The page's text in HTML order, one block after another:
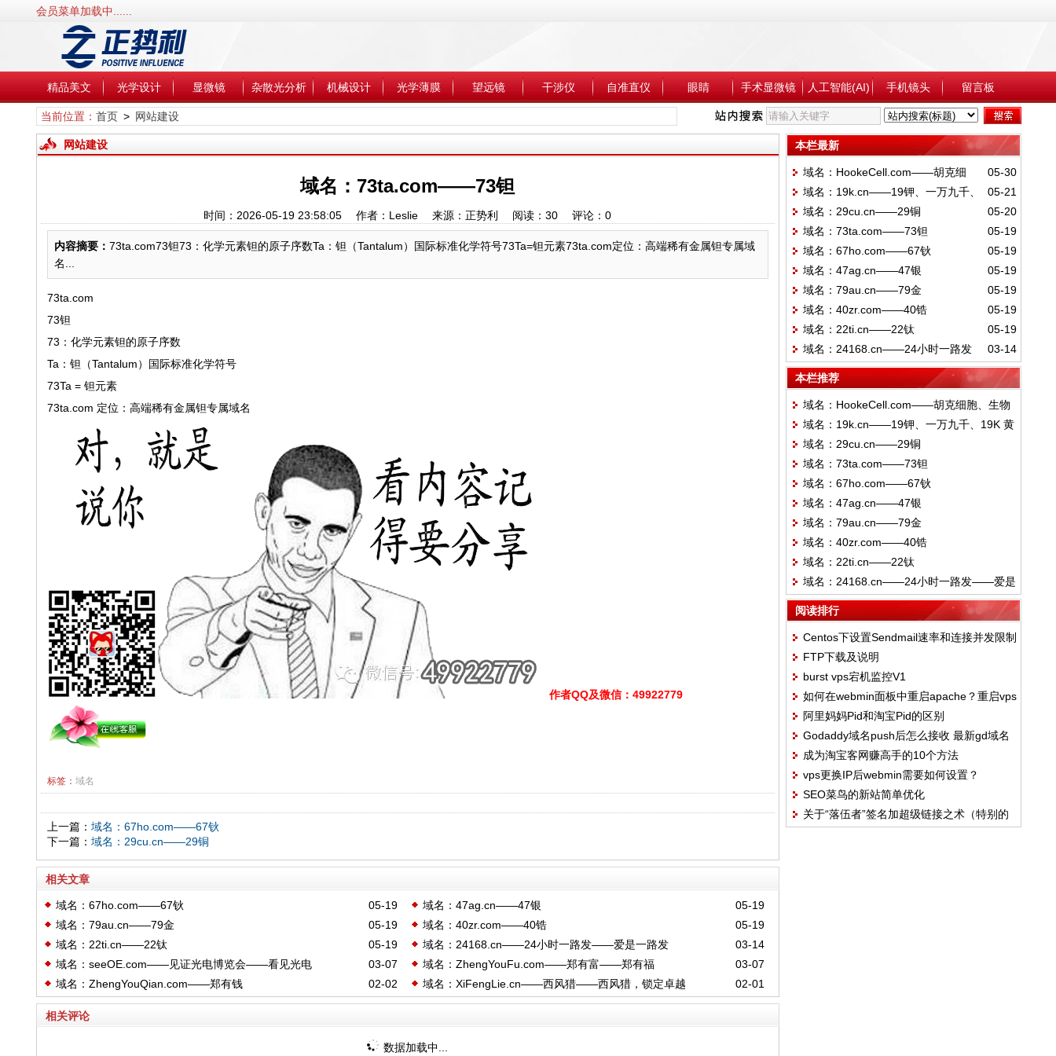
会员菜单加载中......
精品美文 光学设计 显微镜 杂散光分析 机械设计 光学薄膜 望远镜 干涉仪 自准直仪 眼睛 手术显微镜 人工智能(AI) 手机镜头 留言板
当前位置： 首页> 网站建设
网站建设
域名：73ta.com——73钽
时间：2026-05-19 23:58:05 作者：Leslie 来源：正势利 阅读： 30 评论： 0
内容摘要： 73ta.com73钽73：化学元素钽的原子序数Ta：钽（Tantalum）国际标准化学符号73Ta=钽元素73ta.com定位：高端稀有金属钽专属域
名...
73ta.com
73钽
73：化学元素钽的原子序数
Ta：钽（Tantalum）国际标准化学符号
73Ta = 钽元素
73ta.com 定位：高端稀有金属钽专属域名
作者QQ及微信：49922779
标签： 域名
上一篇： 域名：67ho.com——67钬
下一篇： 域名：29cu.cn——29铜
相关文章
05-19
域名：67ho.com——67钬 05-19
域名：47ag.cn——47银
05-19
域名：79au.cn——79金 05-19
域名：40zr.com——40锆
05-19
域名：22ti.cn——22钛 03-14
域名：24168.cn——24小时一路发——爱是一路发
03-07
域名：seeOE.com——见证光电博览会——看见光电 03-07
域名：ZhengYouFu.com——郑有富——郑有福
02-02
域名：ZhengYouQian.com——郑有钱 02-01
域名：XiFengLie.cn——西风猎——西风猎，锁定卓越
相关评论
数据加载中...
本栏最新
05-30
域名：HookeCell.com——胡克细
胞、生物细胞、微观生命探索者
05-21
域名：19k.cn——19钾、一万九千、
19K 黄金、依旧开
05-20
域名：29cu.cn——29铜
05-19
域名：73ta.com——73钽
05-19
域名：67ho.com——67钬
05-19
域名：47ag.cn——47银
05-19
域名：79au.cn——79金
05-19
域名：40zr.com——40锆
05-19
域名：22ti.cn——22钛
03-14
域名：24168.cn——24小时一路发
——爱是一路发
本栏推荐
域名：HookeCell.com——胡克细胞、生物
细胞、微观生命探索者
域名：19k.cn——19钾、一万九千、19K 黄
金、依旧开
域名：29cu.cn——29铜
域名：73ta.com——73钽
域名：67ho.com——67钬
域名：47ag.cn——47银
域名：79au.cn——79金
域名：40zr.com——40锆
域名：22ti.cn——22钛
域名：24168.cn——24小时一路发——爱是
一路发
阅读排行
Centos下设置Sendmail速率和连接并发限制
FTP下载及说明
burst vps宕机监控V1
如何在webmin面板中重启apache？重启vps
或服务器，如何重启webmin自己？
阿里妈妈Pid和淘宝Pid的区别
Godaddy域名push后怎么接收 最新gd域名
接收图文教程
成为淘宝客网赚高手的10个方法
vps更换IP后webmin需要如何设置？
webmin如何给网站换IP地址？
SEO菜鸟的新站简单优化
关于“落伍者”签名加超级链接之术（特别的